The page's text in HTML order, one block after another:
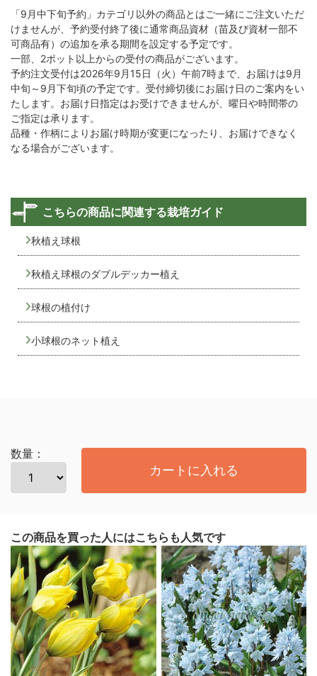
「9月中下旬予約」カテゴリ以外の商品とはご一緒にご注文いただ
けませんが、予約受付終了後に通常商品資材（苗及び資材一部不
可商品有）の追加を承る期間を設定する予定です。
一部、2ポット以上からの受付の商品がございます。
予約注文受付は2026年9月15日（火）午前7時まで、お届けは9月
中旬～9月下旬頃の予定です。受付締切後にお届け日のご案内をい
たします。お届け日指定はお受けできませんが、曜日や時間帯の
ご指定は承ります。
品種・作柄によりお届け時期が変更になったり、お届けできなく
なる場合がございます。
こちらの商品に関連する栽培ガイド
秋植え球根
秋植え球根のダブルデッカー植え
球根の植付け
小球根のネット植え
数量：
カートに入れる
この商品を買った人にはこちらも人気です